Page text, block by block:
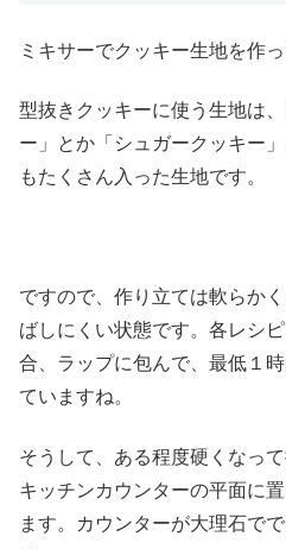
ミキサーでクッキー生地を作
型抜きクッキーに使う生地は
ー」とか「シュガークッキー
もたくさん入った生地です。
ですので、作り立ては軟らか
ばしにくい状態です。各レシ
合、ラップに包んで、最低１
ていますね。
そうして、ある程度硬くなっ
キッチンカウンターの平面に
ます。カウンターが大理石で